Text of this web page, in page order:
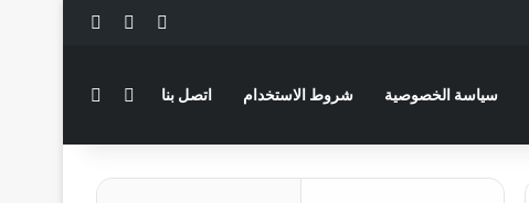
فيسبوك
سياسة الخصوصية شروط الاستخدام اتصل بنا الوضع المظلم